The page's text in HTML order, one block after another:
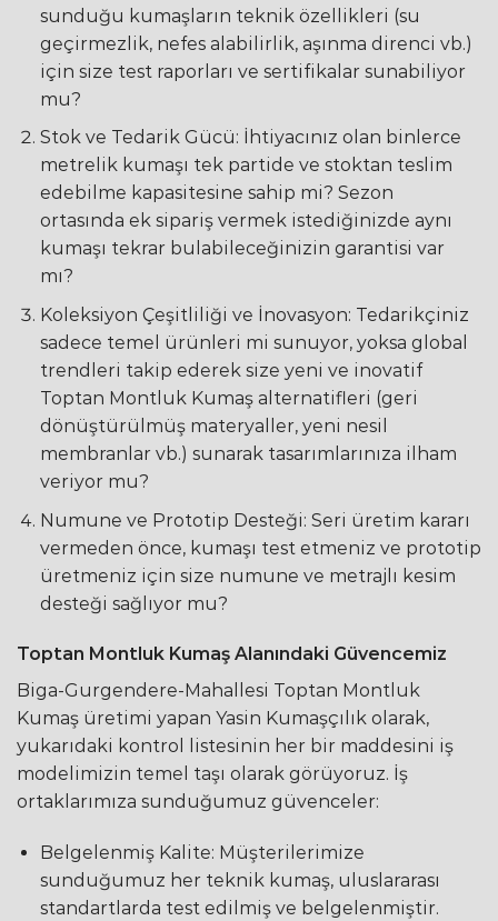
sunduğu kumaşların teknik özellikleri (su
geçirmezlik, nefes alabilirlik, aşınma direnci vb.)
için size test raporları ve sertifikalar sunabiliyor
mu?
Stok ve Tedarik Gücü: İhtiyacınız olan binlerce
metrelik kumaşı tek partide ve stoktan teslim
edebilme kapasitesine sahip mi? Sezon
ortasında ek sipariş vermek istediğinizde aynı
kumaşı tekrar bulabileceğinizin garantisi var
mı?
Koleksiyon Çeşitliliği ve İnovasyon: Tedarikçiniz
sadece temel ürünleri mi sunuyor, yoksa global
trendleri takip ederek size yeni ve inovatif
Toptan Montluk Kumaş alternatifleri (geri
dönüştürülmüş materyaller, yeni nesil
membranlar vb.) sunarak tasarımlarınıza ilham
veriyor mu?
Numune ve Prototip Desteği: Seri üretim kararı
vermeden önce, kumaşı test etmeniz ve prototip
üretmeniz için size numune ve metrajlı kesim
desteği sağlıyor mu?
Toptan Montluk Kumaş Alanındaki Güvencemiz
Biga-Gurgendere-Mahallesi Toptan Montluk
Kumaş üretimi yapan Yasin Kumaşçılık olarak,
yukarıdaki kontrol listesinin her bir maddesini iş
modelimizin temel taşı olarak görüyoruz. İş
ortaklarımıza sunduğumuz güvenceler:
Belgelenmiş Kalite: Müşterilerimize
sunduğumuz her teknik kumaş, uluslararası
standartlarda test edilmiş ve belgelenmiştir.